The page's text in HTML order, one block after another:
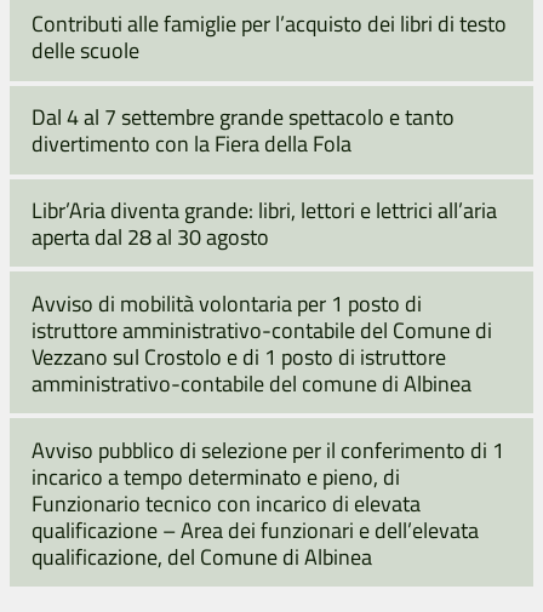
Contributi alle famiglie per l’acquisto dei libri di testo
delle scuole
Dal 4 al 7 settembre grande spettacolo e tanto
divertimento con la Fiera della Fola
Libr’Aria diventa grande: libri, lettori e lettrici all’aria
aperta dal 28 al 30 agosto
Avviso di mobilità volontaria per 1 posto di
istruttore amministrativo-contabile del Comune di
Vezzano sul Crostolo e di 1 posto di istruttore
amministrativo-contabile del comune di Albinea
Avviso pubblico di selezione per il conferimento di 1
incarico a tempo determinato e pieno, di
Funzionario tecnico con incarico di elevata
qualificazione – Area dei funzionari e dell’elevata
qualificazione, del Comune di Albinea